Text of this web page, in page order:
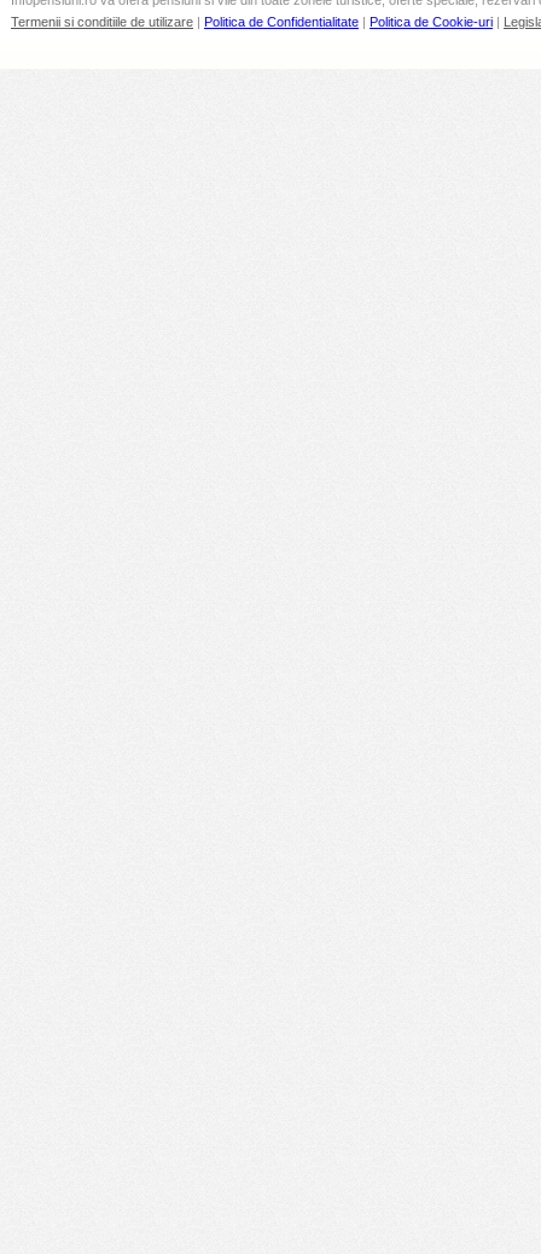
Termenii si conditiile de utilizare | Politica de Confidentialitate | Politica de Cookie-uri |